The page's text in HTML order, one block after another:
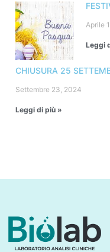
Aprile
Leggi
CHIUSURA 25
Settembre 23, 2024
Leggi di più »